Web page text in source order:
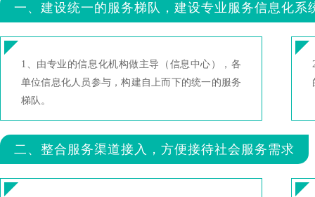
一、建设统一的服务梯队，建设专业服务信息化系
1、由专业的信息化机构做主导（信息中心），各
单位信息化人员参与，构建自上而下的统一的服务
梯队。
二、整合服务渠道接入，方便接待社会服务需求